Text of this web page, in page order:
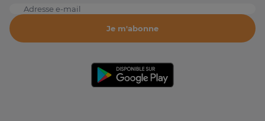
Adresse e-mail
Je m'abonne